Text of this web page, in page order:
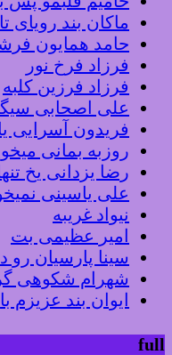
ماکان بند رویای
حامد همایون
فرزاد فرخ نور
فرزاد فرزین کلبه
علی اصحابی
فریدون آسرایی
روزبه بمانی
رضا یزدانی یخ
علی یاسینی
نیواد غریبه
امیر عظیمی بت
سینا پارسیان
شهرام شکوهی
ایوان بند عزیزم
full